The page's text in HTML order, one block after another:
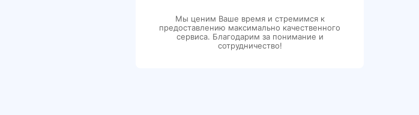
Мы ценим Ваше время и стремимся к
предоставлению максимально качественного
сервиса. Благодарим за понимание и
сотрудничество!